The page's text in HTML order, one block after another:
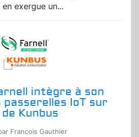
exergue un...
intègre à son
IoT sur
Kunbus
Francois Gauthier